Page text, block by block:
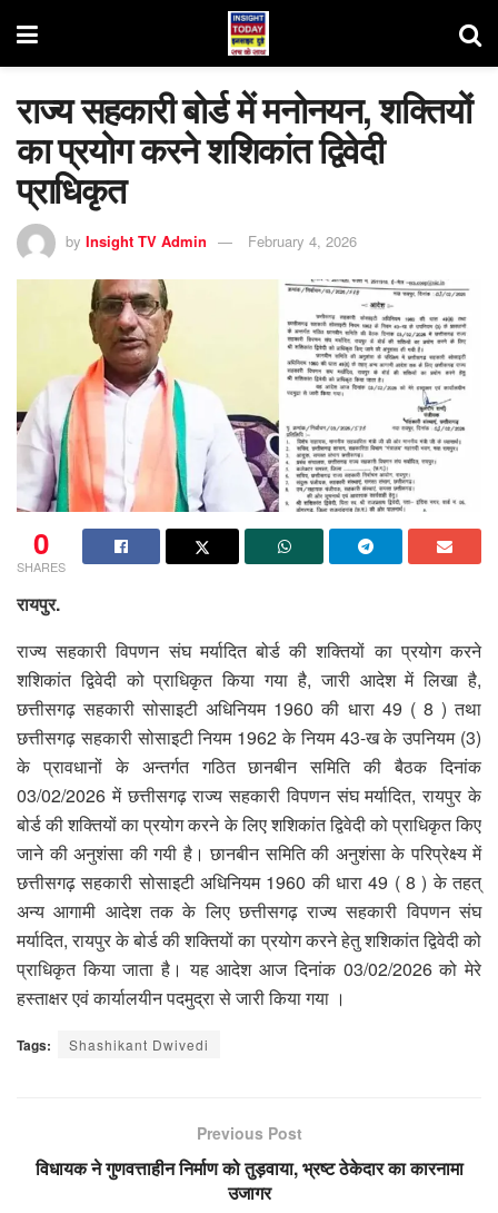
राज्य सहकारी बोर्ड में मनोनयन, शक्तियों
का प्रयोग करने शशिकांत द्विवेदी
प्राधिकृत
by Insight TV Admin February 4, 2026
0
SHARES
रायपुर.
राज्य सहकारी विपणन संघ मर्यादित बोर्ड की शक्तियों का प्रयोग करने
शशिकांत द्विवेदी को प्राधिकृत किया गया है, जारी आदेश में लिखा है,
छत्तीसगढ़ सहकारी सोसाइटी अधिनियम 1960 की धारा 49 ( 8 ) तथा
छत्तीसगढ़ सहकारी सोसाइटी नियम 1962 के नियम 43-ख के उपनियम (3)
के प्रावधानों के अन्तर्गत गठित छानबीन समिति की बैठक दिनांक
03/02/2026 में छत्तीसगढ़ राज्य सहकारी विपणन संघ मर्यादित, रायपुर के
बोर्ड की शक्तियों का प्रयोग करने के लिए शशिकांत द्विवेदी को प्राधिकृत किए
जाने की अनुशंसा की गयी है। छानबीन समिति की अनुशंसा के परिप्रेक्ष्य में
छत्तीसगढ़ सहकारी सोसाइटी अधिनियम 1960 की धारा 49 ( 8 ) के तहत्
अन्य आगामी आदेश तक के लिए छत्तीसगढ़ राज्य सहकारी विपणन संघ
मर्यादित, रायपुर के बोर्ड की शक्तियों का प्रयोग करने हेतु शशिकांत द्विवेदी को
प्राधिकृत किया जाता है। यह आदेश आज दिनांक 03/02/2026 को मेरे
हस्ताक्षर एवं कार्यालयीन पदमुद्रा से जारी किया गया ।
Tags: Shashikant Dwivedi
Previous Post
विधायक ने गुणवत्ताहीन निर्माण को तुड़वाया, भ्रष्ट ठेकेदार का कारनामा
उजागर